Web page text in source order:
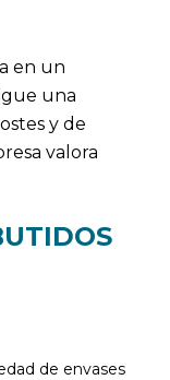
en un
una
y de
valora
de envases